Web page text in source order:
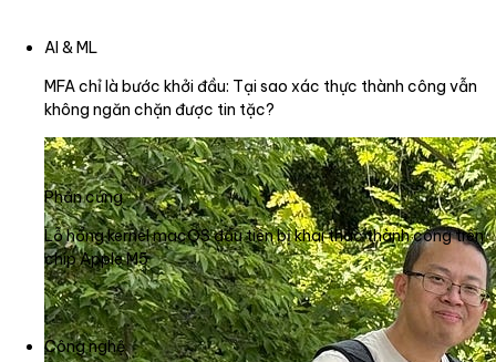
AI & ML
MFA chỉ là bước khởi đầu: Tại sao xác thực thành công vẫn
không ngăn chặn được tin tặc?
Phần cứng
Lỗ hổng kernel macOS đầu tiên bị khai thác thành công trên
chip Apple M5
Công nghệ